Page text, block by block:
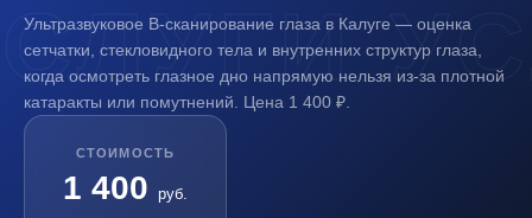
Ультразвуковое B-сканирование глаза в Калуге — оценка
сетчатки, стекловидного тела и внутренних структур глаза,
когда осмотреть глазное дно напрямую нельзя из-за плотной
катаракты или помутнений. Цена 1 400 ₽.
СТОИМОСТЬ
1 400 руб.